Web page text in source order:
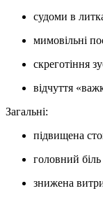
судоми в
мимовільні
скреготіння
відчуття
Загальні:
підвищена
головний
знижена